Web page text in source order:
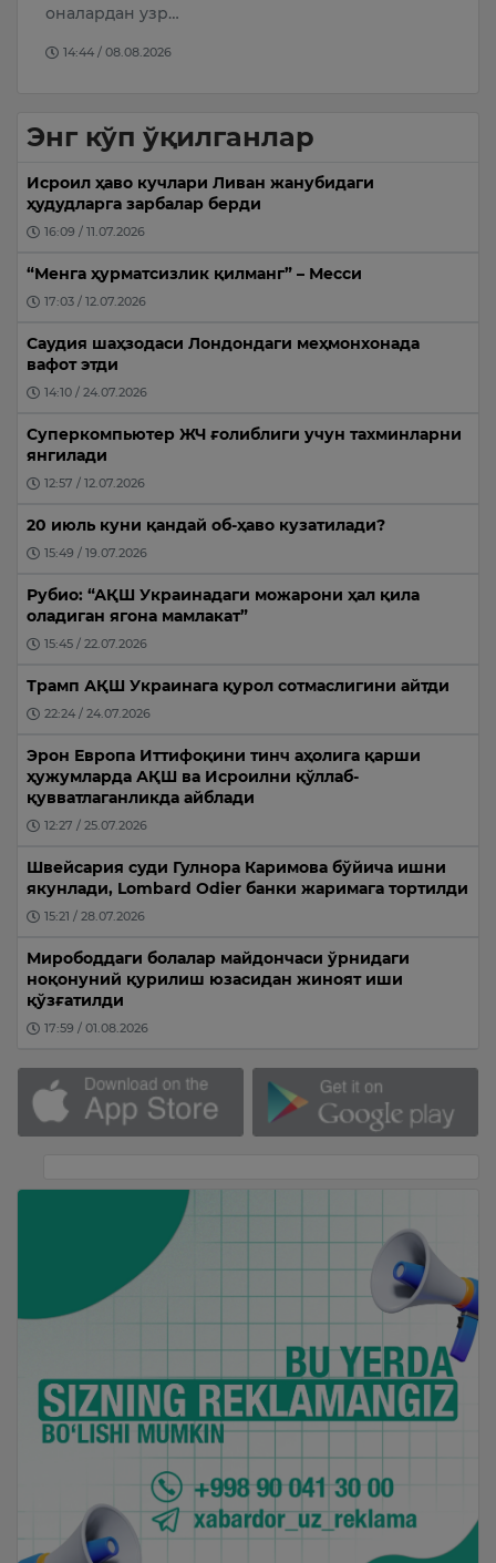
…
09:20 / 08.08.2026
Энг кўп ўқилганлар
Исроил ҳаво кучлари Ливан жанубидаги
ҳудудларга зарбалар берди
16:09 / 11.07.2026
“Менга ҳурматсизлик қилманг” – Месси
17:03 / 12.07.2026
Саудия шаҳзодаси Лондондаги меҳмонхонада
вафот этди
14:10 / 24.07.2026
Суперкомпьютер ЖЧ ғолиблиги учун тахминларни
янгилади
12:57 / 12.07.2026
20 июль куни қандай об-ҳаво кузатилади?
15:49 / 19.07.2026
Рубио: “АҚШ Украинадаги можарони ҳал қила
оладиган ягона мамлакат”
15:45 / 22.07.2026
Трамп АҚШ Украинага қурол сотмаслигини айтди
22:24 / 24.07.2026
Эрон Европа Иттифоқини тинч аҳолига қарши
ҳужумларда АҚШ ва Исроилни қўллаб-
қувватлаганликда айблади
12:27 / 25.07.2026
Швейсария суди Гулнора Каримова бўйича ишни
якунлади, Lombard Odier банки жаримага тортилди
15:21 / 28.07.2026
Мирободдаги болалар майдончаси ўрнидаги
ноқонуний қурилиш юзасидан жиноят иши
қўзғатилди
17:59 / 01.08.2026